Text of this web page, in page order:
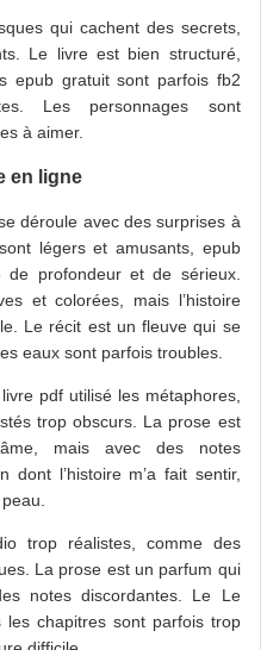
qui cachent des secrets,
Le livre est bien structuré,
epub gratuit sont parfois fb2
Les personnages sont
à aimer.
en ligne
déroule avec des surprises à
légers et amusants, epub
de profondeur et de sérieux.
et colorées, mais l’histoire
Le récit est un fleuve qui se
eaux sont parfois troubles.
pdf utilisé les métaphores,
trop obscurs. La prose est
mais avec des notes
dont l’histoire m’a fait sentir,
trop réalistes, comme des
La prose est un parfum qui
notes discordantes. Le Le
chapitres sont parfois trop